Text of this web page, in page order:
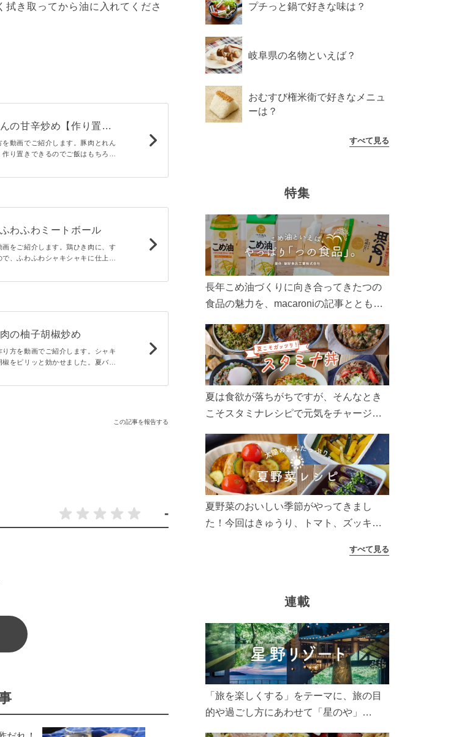
き取ってから油に入れてくださ
の甘辛炒め【作り置
を動画でご紹介します。豚肉とれん
り置きできるのでご飯はもちろ
わふわミートボール
画をご紹介します。鶏ひき肉に、す
、ふわふわシャキシャキに仕上が
の柚子胡椒炒め
り方を動画でご紹介します。シャキ
をピリッと効かせました。夏バテ
この記事を報告する
-
プチっと鍋で好きな味は？
岐阜県の名物といえば？
おむすび権米衛で好きなメニュ
ーは？
すべて見る
特集
長年こめ油づくりに向き合ってきたつの
食品の魅力を、macaroniの記事とともに
ん、製造現場や品質へのこだわりまで。
こめ油をもっと好きになるコンテンツを
ぜひお楽しみください。
夏は食欲が落ちがちですが、そんなとき
こそスタミナレシピで元気をチャージ！
リ食べて、夏バテを吹き飛ばしましょ
う！
夏野菜のおいしい季節がやってきまし
た！今回はきゅうり、トマト、ズッキー
太陽の光をたっぷりあびた夏野菜は栄養
すべて見る
連載
「旅を楽しくする」をテーマに、旅の目
的や過ごし方にあわせて「星のや」